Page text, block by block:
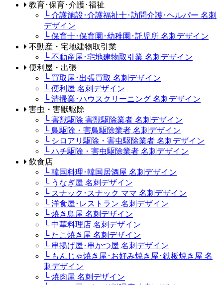
教育･保育･介護･福祉
└ 介護施設･介護福祉士･訪問介護･ヘルパー 名刺
デザイン
└ 保育士･保育園･幼稚園･託児所 名刺デザイン
不動産・宅地建物取引業
└ 不動産屋･宅地建物取引業 名刺デザイン
便利屋・出張
└ 買取屋･出張買取 名刺デザイン
└ 便利屋 名刺デザイン
└ 清掃業･ハウスクリーニング 名刺デザイン
害虫・害獣駆除
└ 害獣駆除 害獣駆除業者 名刺デザイン
└ 鳥駆除・害鳥駆除業者 名刺デザイン
└ シロアリ駆除・害虫駆除業者 名刺デザイン
└ ハチ駆除・害虫駆除業者 名刺デザイン
飲食店
└ 韓国料理･韓国居酒屋 名刺デザイン
└ うなぎ屋 名刺デザイン
└ スナック･スナック ママ 名刺デザイン
└ 洋食屋･レストラン 名刺デザイン
└ 焼き鳥屋 名刺デザイン
└ 中華料理店 名刺デザイン
└ たこ焼き屋 名刺デザイン
└ 串揚げ屋･串かつ屋 名刺デザイン
└ もんじゃ焼き屋･お好み焼き屋･鉄板焼き屋 名
刺デザイン
└ 焼肉屋 名刺デザイン
└ カレー屋･インド料理店 名刺デザイン